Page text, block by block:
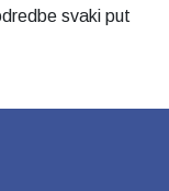
svaki put